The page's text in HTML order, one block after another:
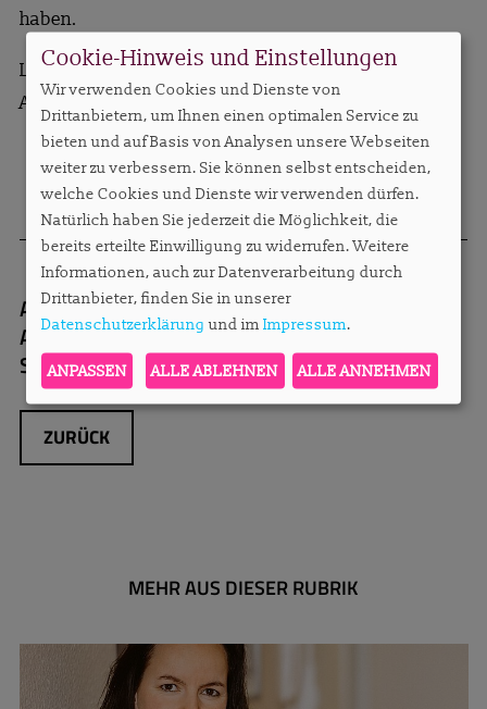
haben.
Liebe Grüße,
Anett Gregorius
Autorin:Anett Gregorius, Inhaberin
Apartmentservice, Herausgeberin von
SO!APART insight
ZURÜCK
MEHR AUS DIESER RUBRIK
Cookie-Hinweis und Einstellungen
Wir verwenden Cookies und Dienste von
Drittanbietern, um Ihnen einen optimalen Service zu
bieten und auf Basis von Analysen unsere Webseiten
weiter zu verbessern. Sie können selbst entscheiden,
welche Cookies und Dienste wir verwenden dürfen.
Natürlich haben Sie jederzeit die Möglichkeit, die
bereits erteilte Einwilligung zu widerrufen. Weitere
Informationen, auch zur Datenverarbeitung durch
Drittanbieter, finden Sie in unserer
Datenschutzerklärung und im Impressum.
ANPASSEN ALLE ABLEHNEN ALLE ANNEHMEN